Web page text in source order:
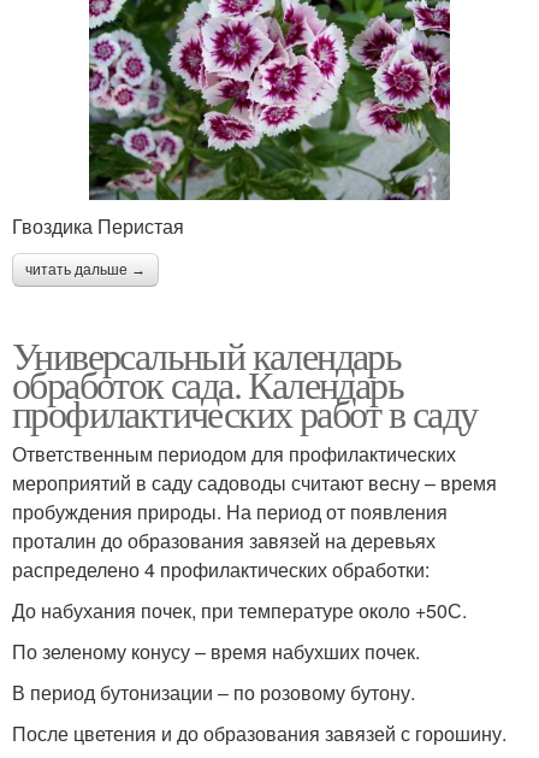
Гвоздика Перистая
читать дальше →
Универсальный календарь
обработок сада. Календарь
профилактических работ в саду
Ответственным периодом для профилактических
мероприятий в саду садоводы считают весну – время
пробуждения природы. На период от появления
проталин до образования завязей на деревьях
распределено 4 профилактических обработки:
До набухания почек, при температуре около +50С.
По зеленому конусу – время набухших почек.
В период бутонизации – по розовому бутону.
После цветения и до образования завязей с горошину.